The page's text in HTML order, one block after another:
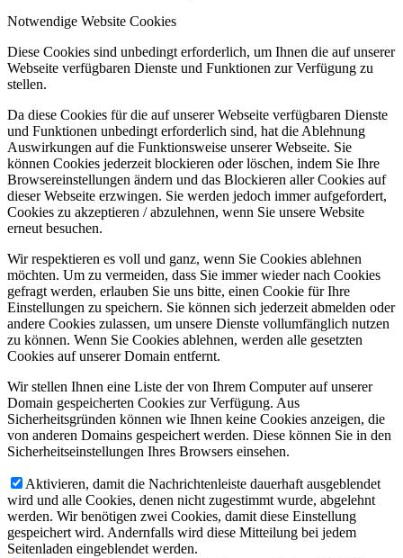
Notwendige Website Cookies
Diese Cookies sind unbedingt erforderlich, um Ihnen die auf unserer
Webseite verfügbaren Dienste und Funktionen zur Verfügung zu
stellen.
Da diese Cookies für die auf unserer Webseite verfügbaren Dienste
und Funktionen unbedingt erforderlich sind, hat die Ablehnung
Auswirkungen auf die Funktionsweise unserer Webseite. Sie
können Cookies jederzeit blockieren oder löschen, indem Sie Ihre
Browsereinstellungen ändern und das Blockieren aller Cookies auf
dieser Webseite erzwingen. Sie werden jedoch immer aufgefordert,
Cookies zu akzeptieren / abzulehnen, wenn Sie unsere Website
erneut besuchen.
Wir respektieren es voll und ganz, wenn Sie Cookies ablehnen
möchten. Um zu vermeiden, dass Sie immer wieder nach Cookies
gefragt werden, erlauben Sie uns bitte, einen Cookie für Ihre
Einstellungen zu speichern. Sie können sich jederzeit abmelden oder
andere Cookies zulassen, um unsere Dienste vollumfänglich nutzen
zu können. Wenn Sie Cookies ablehnen, werden alle gesetzten
Cookies auf unserer Domain entfernt.
Wir stellen Ihnen eine Liste der von Ihrem Computer auf unserer
Domain gespeicherten Cookies zur Verfügung. Aus
Sicherheitsgründen können wie Ihnen keine Cookies anzeigen, die
von anderen Domains gespeichert werden. Diese können Sie in den
Sicherheitseinstellungen Ihres Browsers einsehen.
Aktivieren, damit die Nachrichtenleiste dauerhaft ausgeblendet
wird und alle Cookies, denen nicht zugestimmt wurde, abgelehnt
werden. Wir benötigen zwei Cookies, damit diese Einstellung
gespeichert wird. Andernfalls wird diese Mitteilung bei jedem
Seitenladen eingeblendet werden.